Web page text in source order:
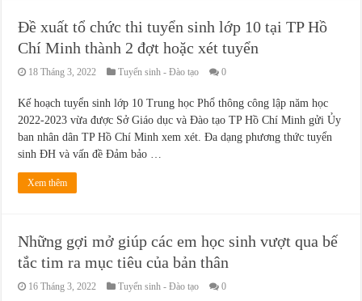
Đề xuất tổ chức thi tuyển sinh lớp 10 tại TP Hồ
Chí Minh thành 2 đợt hoặc xét tuyển
18 Tháng 3, 2022 Tuyển sinh - Đào tạo 0
Kế hoạch tuyển sinh lớp 10 Trung học Phổ thông công lập năm học
2022-2023 vừa được Sở Giáo dục và Đào tạo TP Hồ Chí Minh gửi Ủy
ban nhân dân TP Hồ Chí Minh xem xét. Đa dạng phương thức tuyển
sinh ĐH và vấn đề Đảm bảo …
Xem thêm
Những gợi mở giúp các em học sinh vượt qua bế
tắc tim ra mục tiêu của bản thân
16 Tháng 3, 2022 Tuyển sinh - Đào tạo 0